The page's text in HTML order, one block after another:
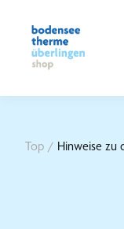
Top / Hinweise zu